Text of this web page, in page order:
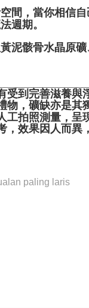
間，當你相信
週期。
泥骸骨水晶原
受到完善滋養
物，礦缺亦是
工拍照測量，呈
，效果因人而異
paling laris